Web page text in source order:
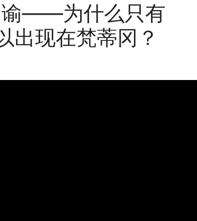
谕——为什么只有
出现在梵蒂冈？